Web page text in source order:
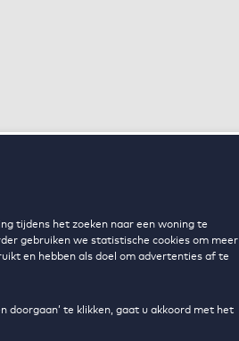
tijdens het zoeken naar een woning te
gebruiken we statistische cookies om meer
en hebben als doel om advertenties af te
doorgaan’ te klikken, gaat u akkoord met het